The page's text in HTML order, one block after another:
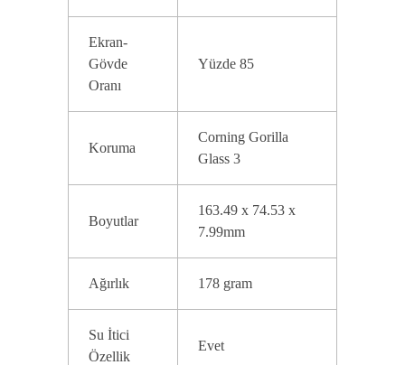
Ekran-
Gövde
Oranı
Yüzde 85
Koruma
Corning Gorilla
Glass 3
Boyutlar
163.49 x 74.53 x
7.99mm
Ağırlık 178 gram
Su İtici
Özellik
Evet